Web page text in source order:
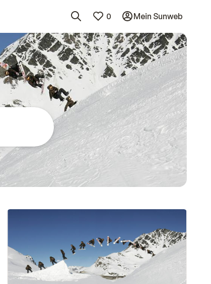
0 Mein Sunweb